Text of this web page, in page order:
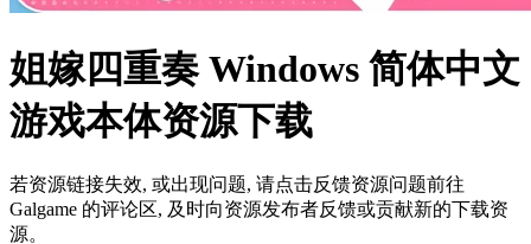
姐嫁四重奏 Windows 简体中文
游戏本体资源下载
若资源链接失效, 或出现问题, 请点击反馈资源问题前往
Galgame 的评论区, 及时向资源发布者反馈或贡献新的下载资
源。